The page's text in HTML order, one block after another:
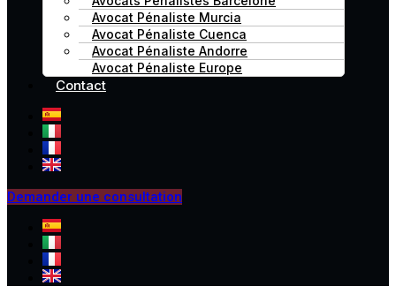
Avocat Pénaliste Murcia
Avocat Pénaliste Cuenca
Avocat Pénaliste Andorre
Avocat Pénaliste Europe
Contact
Demander une consultation